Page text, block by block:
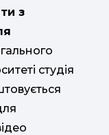
з
студія